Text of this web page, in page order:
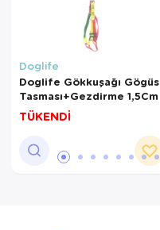
Doglife
Doglife Gökkuşağı Gögüs
Tasması+Gezdirme 1,5Cm
TÜKENDİ